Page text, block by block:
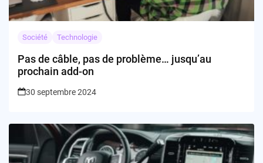
Société Technologie
Pas de câble, pas de problème… jusqu’au
prochain add-on
30 septembre 2024